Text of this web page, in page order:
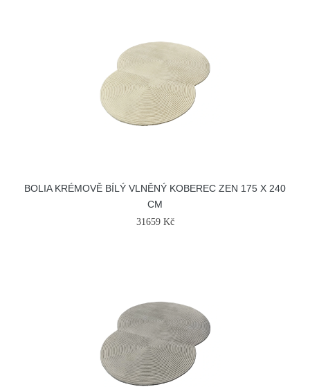
BOLIA KRÉMOVĚ BÍLÝ VLNĚNÝ KOBEREC ZEN 175 X 240
CM
31659 Kč